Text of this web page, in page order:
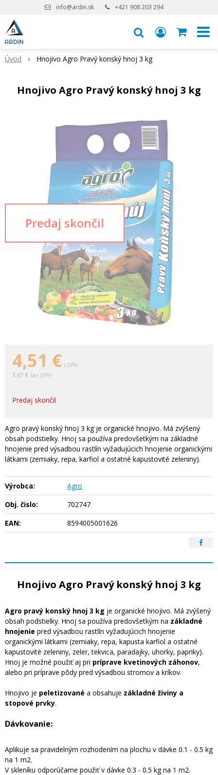
info@ardin.sk +421 908 203 294
Úvod Hnojivo Agro Pravý konský hnoj 3 kg
Hnojivo Agro Pravý konský hnoj 3 kg
4,51 € s DPH
3,67 € bez DPH
Predaj skončil
Agro pravý konský hnoj 3 kg je organické hnojivo. Má zvýšený
obsah podstielky. Hnoj sa používa predovšetkým na základné
hnojenie pred výsadbou rastlín vyžadujúcich hnojenie organickými
látkami (zemiaky, repa, karfiol a ostatné kapustovité zeleniny).
Výrobca:
Agro
Obj. čislo:
702747
EAN:
8594005001626
Hnojivo Agro Pravý konský hnoj 3 kg
Agro pravý konský hnoj 3 kg je organické hnojivo. Má zvýšený
obsah podstielky. Hnoj sa používa predovšetkým na základné
hnojenie pred výsadbou rastlín vyžadujúcich hnojenie
organickými látkami (zemiaky, repa, kapusta karfiol a ostatné
kapustovité zeleniny, zeler, tekvica, paradajky, uhorky, papriky).
Hnoj je možné použiť aj pri príprave kvetinových záhonov,
alebo pri príprave pôdy pred výsadbou stromov a kríkov.
Hnojivo je peletizované a obsahuje základné živiny a
stopové prvky.
Dávkovanie:
Aplikuje sa pravidelným rozhodením na plochu v dávke 0.1 - 0.5 kg
na 1 m2.
V skleníku odporúčame použiť v dávke 0.3 - 0.5 kg na 1 m2.